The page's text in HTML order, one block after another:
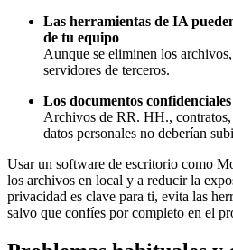
Las herramientas de IA
de tu equipo
Aunque se eliminen los
servidores de terceros.
Los documentos
Archivos de RR. HH.,
datos personales no deberían
Usar un software de escritorio como
los archivos en local y a reducir la
privacidad es clave para ti, evita las
salvo que confíes por completo en el